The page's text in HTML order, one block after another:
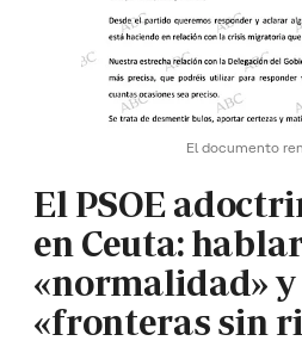
El documento
El PSOE
en Ceuta:
«normalidad» y
«fronteras sin